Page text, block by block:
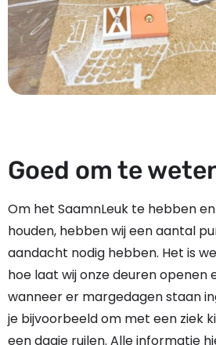
Goed om te
Om het SaamnLeuk te hebben
houden, hebben wij een aantal
aandacht nodig hebben. Het is
hoe laat wij onze deuren openen
wanneer er margedagen staan
je bijvoorbeeld om met een ziek
een dagje ruilen. Alle informatie